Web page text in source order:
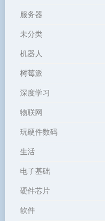
服务器
未分类
机器人
树莓派
深度学习
物联网
玩硬件数码
生活
电子基础
硬件芯片
软件